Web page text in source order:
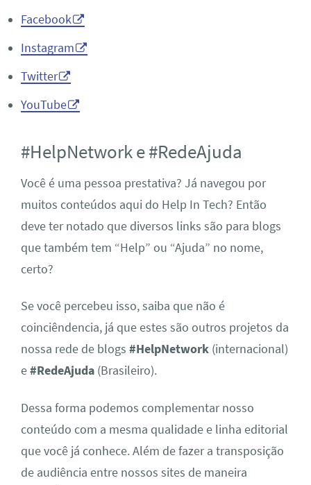
Facebook
Instagram
Twitter
YouTube
#HelpNetwork e #RedeAjuda
Você é uma pessoa prestativa? Já navegou por
muitos conteúdos aqui do Help In Tech? Então
deve ter notado que diversos links são para blogs
que também tem “Help” ou “Ajuda” no nome,
certo?
Se você percebeu isso, saiba que não é
coinciêndencia, já que estes são outros projetos da
nossa rede de blogs #HelpNetwork (internacional)
e#RedeAjuda (Brasileiro).
Dessa forma podemos complementar nosso
conteúdo com a mesma qualidade e linha editorial
que você já conhece. Além de fazer a transposição
de audiência entre nossos sites de maneira